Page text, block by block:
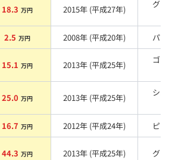
18.3 万円 2015年 (平成27年)
グリ
2.5 万円 2008年 (平成20年) パール
15.1 万円 2013年 (平成25年)
ゴー
25.0 万円 2013年 (平成25年)
シル
16.7 万円 2012年 (平成24年) ピンク
44.3 万円 2013年 (平成25年) グレー